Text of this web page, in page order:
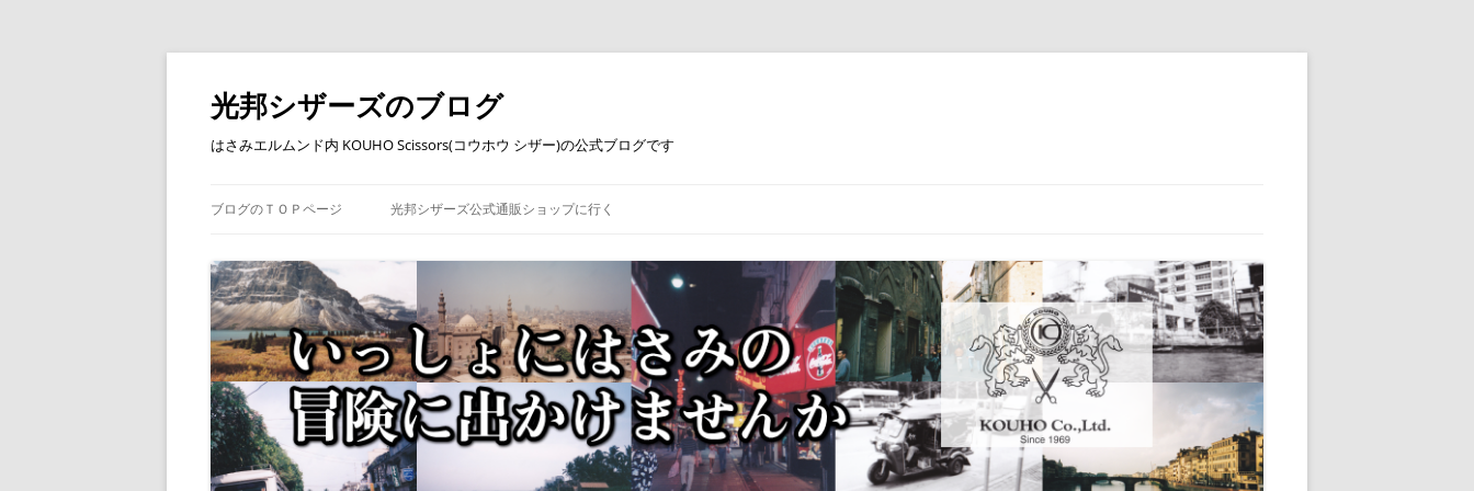
コ
テ
ン
ツ
へ
ス
光邦シザーズのブログ
はさみエルムンド内 KOUHO Scissors(コウホウ シザー)の公式ブログです
ブログのＴＯＰページ 光邦シザーズ公式通販ショップに行く